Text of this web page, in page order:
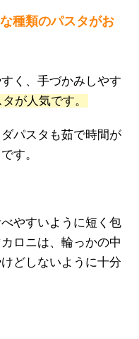
種類のパスタがお
く、手づかみしやす
が人気です。
パスタも茹で時間が
す。
やすいように短く包
ロニは、輪っかの中
どしないように十分